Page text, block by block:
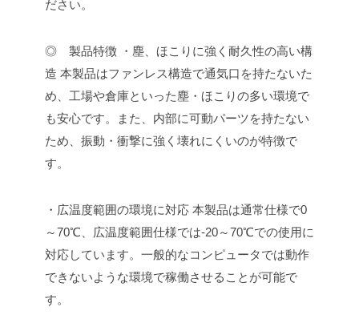
ださい。
◎ 製品特徴 ・塵、ほこりに強く耐久性の高い構
造 本製品はファンレス構造で通気口を持たないた
め、工場や倉庫といった塵・ほこりの多い環境で
も安心です。また、内部に可動パーツを持たない
ため、振動・衝撃に強く壊れにくいのが特徴で
す。
・広温度範囲の環境に対応 本製品は通常仕様で0
～70℃、広温度範囲仕様では-20～70℃での使用に
対応しています。一般的なコンピュータでは動作
できないような環境で稼働させることが可能で
す。